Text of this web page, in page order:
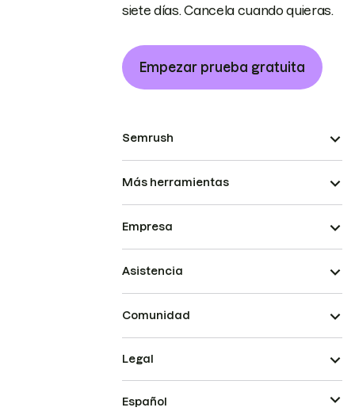
siete días. Cancela cuando quieras.
Empezar prueba gratuita
Semrush
Más herramientas
Empresa
Asistencia
Comunidad
Legal
Español